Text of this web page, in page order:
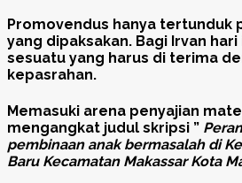
Promovendus hanya tertunduk
yang dipaksakan. Bagi Irvan
sesuatu yang harus di terima
kepasrahan.
Memasuki arena penyajian
mengangkat judul skripsi ”
pembinaan anak bermasalah di
Baru Kecamatan Makassar Kota